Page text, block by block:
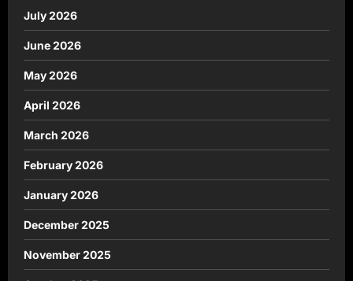
July 2026
June 2026
May 2026
April 2026
March 2026
February 2026
January 2026
December 2025
November 2025